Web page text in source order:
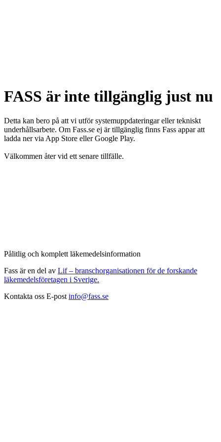
FASS är inte tillgänglig just nu
Detta kan bero på att vi utför systemuppdateringar eller tekniskt
underhållsarbete. Om Fass.se ej är tillgänglig finns Fass appar att
ladda ner via App Store eller Google Play.
Välkommen åter vid ett senare tillfälle.
Pålitlig och komplett läkemedelsinformation
Fass är en del av Lif – branschorganisationen för de forskande
läkemedelsföretagen i Sverige.
Kontakta oss E-post info@fass.se